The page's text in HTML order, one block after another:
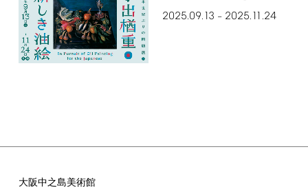
2025.09.13 – 2025.11.24
大阪中之島美術館